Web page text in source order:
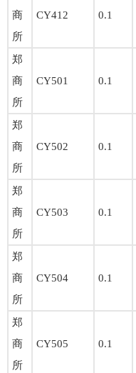
商
所
CY412 0.1
郑
商
所
CY501 0.1
郑
商
所
CY502 0.1
郑
商
所
CY503 0.1
郑
商
所
CY504 0.1
郑
商
所
CY505 0.1